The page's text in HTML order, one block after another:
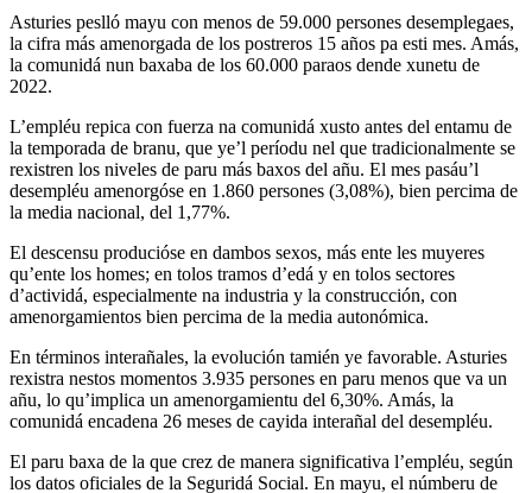
Asturies peslló mayu con menos de 59.000 persones desemplegaes,
la cifra más amenorgada de los postreros 15 años pa esti mes. Amás,
la comunidá nun baxaba de los 60.000 paraos dende xunetu de
2022.
L’empléu repica con fuerza na comunidá xusto antes del entamu de
la temporada de branu, que ye’l períodu nel que tradicionalmente se
rexistren los niveles de paru más baxos del añu. El mes pasáu’l
desempléu amenorgóse en 1.860 persones (3,08%), bien percima de
la media nacional, del 1,77%.
El descensu producióse en dambos sexos, más ente les muyeres
qu’ente los homes; en tolos tramos d’edá y en tolos sectores
d’actividá, especialmente na industria y la construcción, con
amenorgamientos bien percima de la media autonómica.
En términos interañales, la evolución tamién ye favorable. Asturies
rexistra nestos momentos 3.935 persones en paru menos que va un
añu, lo qu’implica un amenorgamientu del 6,30%. Amás, la
comunidá encadena 26 meses de cayida interañal del desempléu.
El paru baxa de la que crez de manera significativa l’empléu, según
los datos oficiales de la Seguridá Social. En mayu, el númberu de